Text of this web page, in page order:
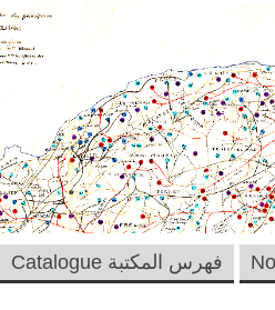
Catalogue فهرس المكتبة